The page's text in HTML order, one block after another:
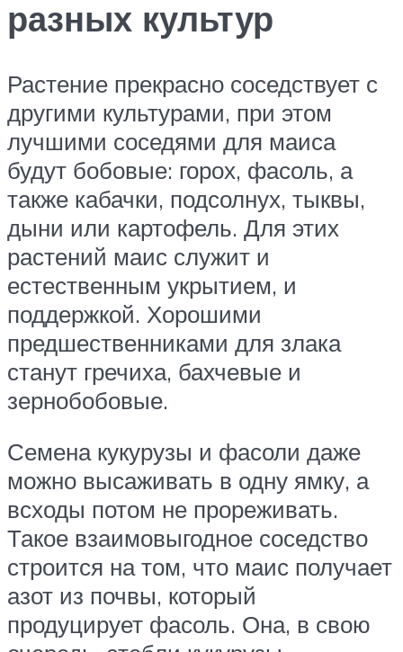
разных культур
Растение прекрасно соседствует с
другими культурами, при этом
лучшими соседями для маиса
будут бобовые: горох, фасоль, а
также кабачки, подсолнух, тыквы,
дыни или картофель. Для этих
растений маис служит и
естественным укрытием, и
поддержкой. Хорошими
предшественниками для злака
станут гречиха, бахчевые и
зернобобовые.
Семена кукурузы и фасоли даже
можно высаживать в одну ямку, а
всходы потом не прореживать.
Такое взаимовыгодное соседство
строится на том, что маис получает
азот из почвы, который
продуцирует фасоль. Она, в свою